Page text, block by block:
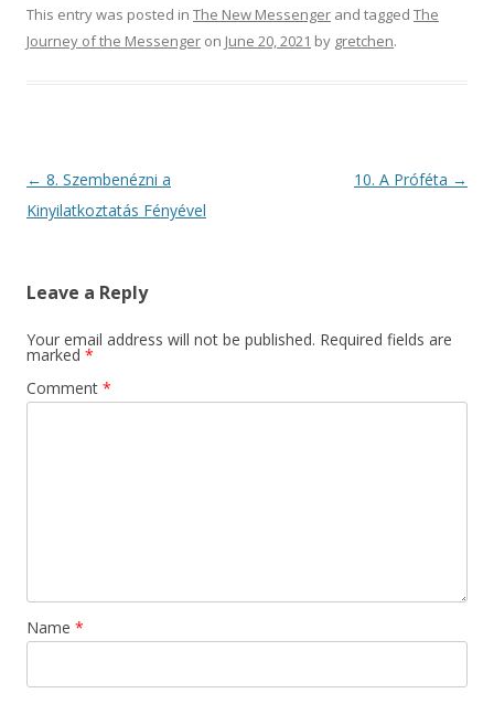
This entry was posted in The New Messenger and tagged The
Journey of the Messenger on June 20, 2021 by gretchen.
Post
navigation
← 8. Szembenézni a
Kinyilatkoztatás Fényével
10. A Próféta →
Leave a Reply
Your email address will not be published. Required fields are
marked *
Comment *
Name *